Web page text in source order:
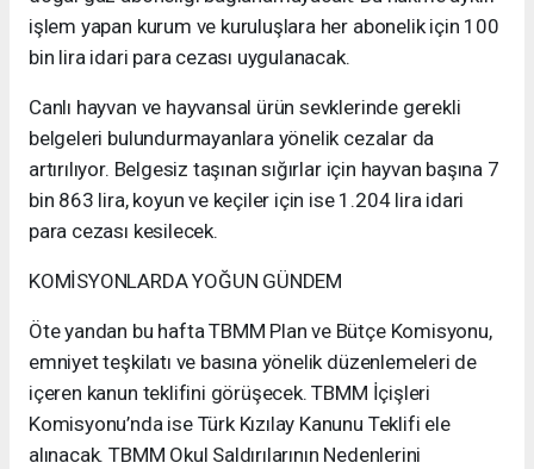
işlem yapan kurum ve kuruluşlara her abonelik için 100
bin lira idari para cezası uygulanacak.
Canlı hayvan ve hayvansal ürün sevklerinde gerekli
belgeleri bulundurmayanlara yönelik cezalar da
artırılıyor. Belgesiz taşınan sığırlar için hayvan başına 7
bin 863 lira, koyun ve keçiler için ise 1.204 lira idari
para cezası kesilecek.
KOMİSYONLARDA YOĞUN GÜNDEM
Öte yandan bu hafta TBMM Plan ve Bütçe Komisyonu,
emniyet teşkilatı ve basına yönelik düzenlemeleri de
içeren kanun teklifini görüşecek. TBMM İçişleri
Komisyonu’nda ise Türk Kızılay Kanunu Teklifi ele
alınacak. TBMM Okul Saldırılarının Nedenlerini